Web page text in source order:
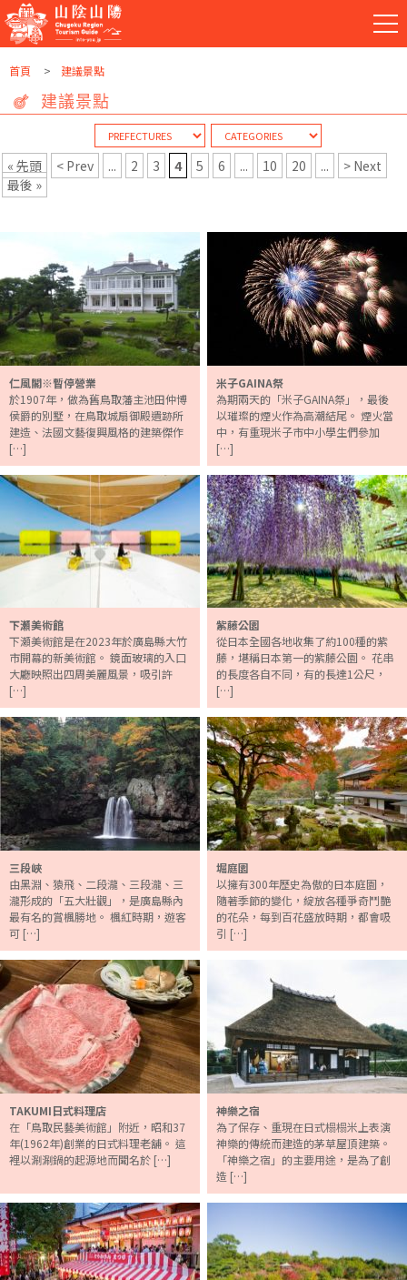
首頁 建議景點
建議景點
« 先頭 < Prev ... 2 3 4 5 6 ... 10 20 ...
> Next
最後 »
仁風閣※暫停營業
於1907年，做為舊鳥取藩主池田仲博
侯爵的別墅，在鳥取城扇御殿遺跡所
建造、法國文藝復興風格的建築傑作
[…]
米子GAINA祭
為期兩天的「米子GAINA祭」，最後
以璀璨的煙火作為高潮結尾。 煙火當
中，有重現米子市中小學生們參加
[…]
下瀬美術館
下瀬美術館是在2023年於廣島縣大竹
市開幕的新美術館。 鏡面玻璃的入口
大廳映照出四周美麗風景，吸引許
[…]
紫藤公園
從日本全國各地收集了約100種的紫
藤，堪稱日本第一的紫藤公園。 花串
的長度各自不同，有的長達1公尺，
[…]
三段峽
由黑淵、猿飛、二段瀧、三段瀧、三
瀧形成的「五大壯觀」，是廣島縣內
最有名的賞楓勝地。 楓紅時期，遊客
可 […]
堀庭園
以擁有300年歷史為傲的日本庭園，
隨著季節的變化，綻放各種爭奇鬥艷
的花朵，每到百花盛放時期，都會吸
引 […]
TAKUMI日式料理店
在「鳥取民藝美術館」附近，昭和37
年(1962年)創業的日式料理老舖。 這
裡以涮涮鍋的起源地而聞名於 […]
神樂之宿
為了保存、重現在日式榻榻米上表演
神樂的傳統而建造的茅草屋頂建築。
「神樂之宿」的主要用途，是為了創
造 […]